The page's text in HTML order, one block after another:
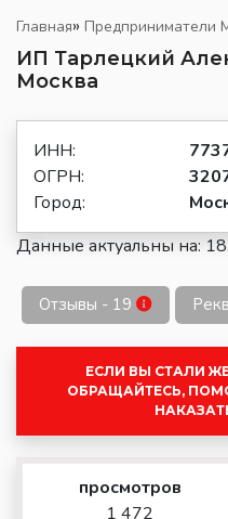
Главная» Предприниматели
ИП Тарлецкий
Москва
ИНН:
ОГРН:
Город:
Данные актуальны на:
Отзывы - 19
ЕСЛИ ВЫ СТАЛИ
ОБРАЩАЙТЕСЬ,
просмотров
1 472